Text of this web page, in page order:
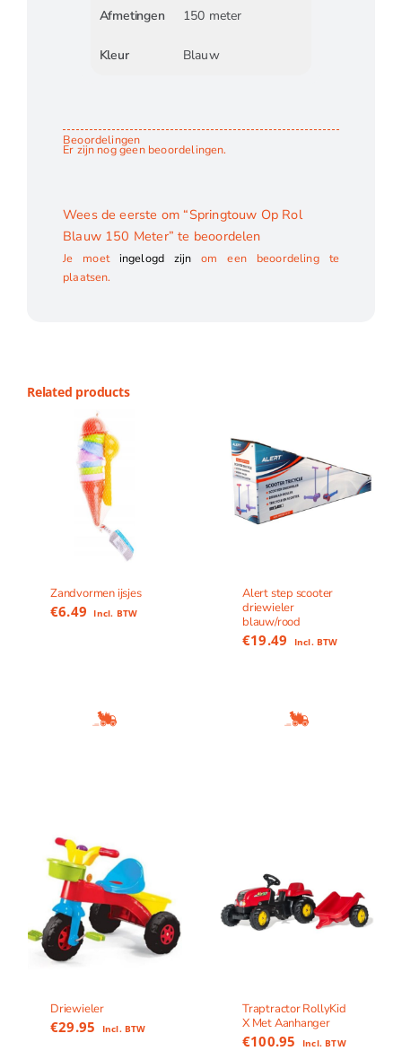
Afmetingen 150 meter
Kleur Blauw
Beoordelingen
Er zijn nog geen beoordelingen.
Wees de eerste om “Springtouw Op Rol
Blauw 150 Meter” te beoordelen
Je moet ingelogd zijn om een beoordeling te
plaatsen.
Related products
Zandvormen ijsjes
€6.49 Incl. BTW
Alert step scooter
driewieler
blauw/rood
€19.49 Incl. BTW
Driewieler
€29.95 Incl. BTW
Traptractor RollyKid
X Met Aanhanger
€100.95 Incl. BTW